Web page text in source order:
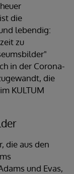
die
lebendig:
zu
in der Corona-
die
KULTUM
die aus den
und Evas,